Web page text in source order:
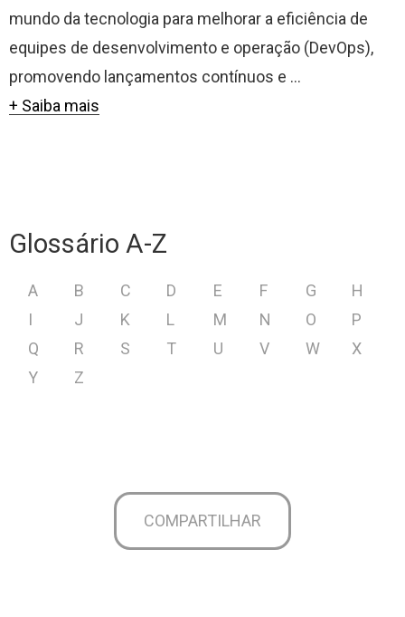
mundo da tecnologia para melhorar a eficiência de
equipes de desenvolvimento e operação (DevOps),
promovendo lançamentos contínuos e ...
+ Saiba mais
Glossário A-Z
A B C D E F G
H
I
J K L M N O
P
Q
R S T U V W
X
Y
Z
COMPARTILHAR